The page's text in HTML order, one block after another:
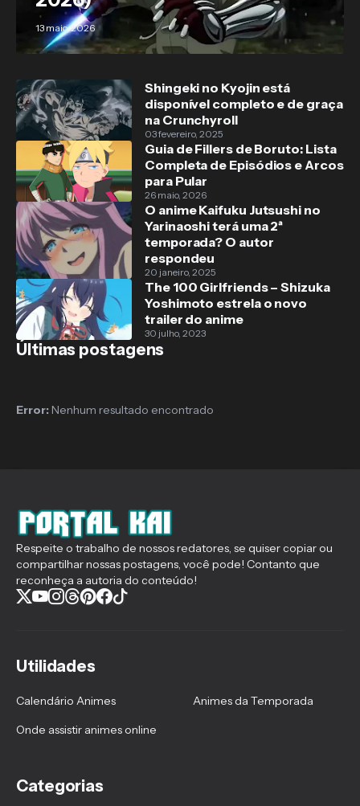
13 maio, 2026
Shingeki no Kyojin está
disponível completo e de graça
na Crunchyroll
03 fevereiro, 2025
Guia de Fillers de Boruto: Lista
Completa de Episódios e Arcos
para Pular
26 maio, 2026
O anime Kaifuku Jutsushi no
Yarinaoshi terá uma 2ª
temporada? O autor
respondeu
20 janeiro, 2025
The 100 Girlfriends – Shizuka
Yoshimoto estrela o novo
trailer do anime
30 julho, 2023
Últimas postagens
Error: Nenhum resultado encontrado
Respeite o trabalho de nossos redatores, se quiser copiar ou
compartilhar nossas postagens, você pode! Contanto que
reconheça a autoria do conteúdo!
Utilidades
Calendário Animes
Animes da Temporada
Onde assistir animes online
Categorias